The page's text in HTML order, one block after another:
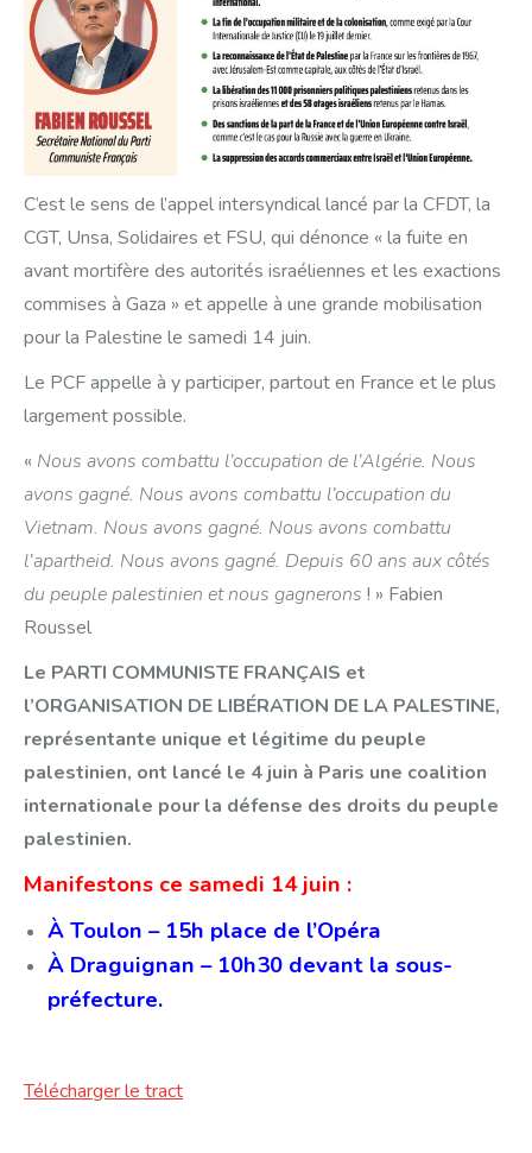
C’est le sens de l’appel intersyndical lancé par la CFDT, la
CGT, Unsa, Solidaires et FSU, qui dénonce « la fuite en
avant mortifère des autorités israéliennes et les exactions
commises à Gaza » et appelle à une grande mobilisation
pour la Palestine le samedi 14 juin.
Le PCF appelle à y participer, partout en France et le plus
largement possible.
« Nous avons combattu l’occupation de l’Algérie. Nous
avons gagné. Nous avons combattu l’occupation du
Vietnam. Nous avons gagné. Nous avons combattu
l’apartheid. Nous avons gagné. Depuis 60 ans aux côtés
du peuple palestinien et nous gagnerons ! » Fabien
Roussel
Le PARTI COMMUNISTE FRANÇAIS et
l’ORGANISATION DE LIBÉRATION DE LA PALESTINE,
représentante unique et légitime du peuple
palestinien, ont lancé le 4 juin à Paris une coalition
internationale pour la défense des droits du peuple
palestinien.
Manifestons ce samedi 14 juin :
À Toulon – 15h place de l’Opéra
À Draguignan – 10h30 devant la sous-
préfecture.
Télécharger le tract